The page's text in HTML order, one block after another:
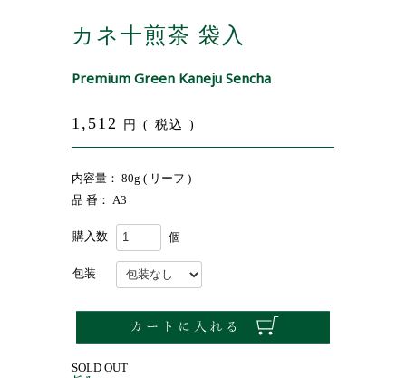
カネ十煎茶 袋入
Premium Green Kaneju Sencha
1,512 円 ( 税込 )
内容量： 80g ( リーフ )
品 番： A3
購入数 個
包装
SOLD OUT